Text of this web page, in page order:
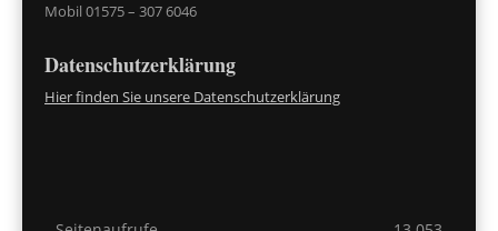
Mobil 01575 – 307 6046
Datenschutzerklärung
Hier finden Sie unsere Datenschutzerklärung